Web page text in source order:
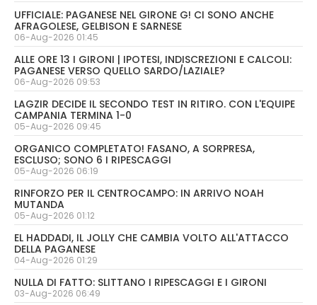
UFFICIALE: PAGANESE NEL GIRONE G! CI SONO ANCHE
AFRAGOLESE, GELBISON E SARNESE
06-Aug-2026 01:45
ALLE ORE 13 I GIRONI | IPOTESI, INDISCREZIONI E CALCOLI:
PAGANESE VERSO QUELLO SARDO/LAZIALE?
06-Aug-2026 09:53
LAGZIR DECIDE IL SECONDO TEST IN RITIRO. CON L'EQUIPE
CAMPANIA TERMINA 1-0
05-Aug-2026 09:45
ORGANICO COMPLETATO! FASANO, A SORPRESA,
ESCLUSO; SONO 6 I RIPESCAGGI
05-Aug-2026 06:19
RINFORZO PER IL CENTROCAMPO: IN ARRIVO NOAH
MUTANDA
05-Aug-2026 01:12
EL HADDADI, IL JOLLY CHE CAMBIA VOLTO ALL'ATTACCO
DELLA PAGANESE
04-Aug-2026 01:29
NULLA DI FATTO: SLITTANO I RIPESCAGGI E I GIRONI
03-Aug-2026 06:49